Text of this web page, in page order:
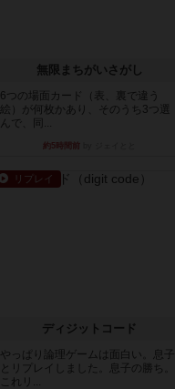
無限まちがいさがし
6つの場面カード（表、裏で違う
絵）が何枚かあり、そのうち3つ選
んで、同...
約5時間前
リプレイ
ディジットコード
やっぱり論理ゲームは面白い。息子
とリプレイしました。息子の勝ち。
これリ...